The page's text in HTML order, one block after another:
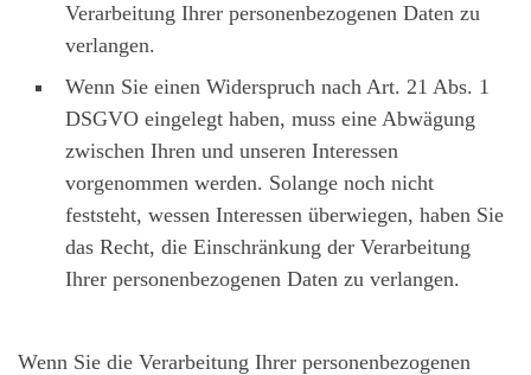
Verarbeitung Ihrer personenbezogenen Daten zu
verlangen.
Wenn Sie einen Widerspruch nach Art. 21 Abs. 1
DSGVO eingelegt haben, muss eine Abwägung
zwischen Ihren und unseren Interessen
vorgenommen werden. Solange noch nicht
feststeht, wessen Interessen überwiegen, haben Sie
das Recht, die Einschränkung der Verarbeitung
Ihrer personenbezogenen Daten zu verlangen.
Wenn Sie die Verarbeitung Ihrer personenbezogenen